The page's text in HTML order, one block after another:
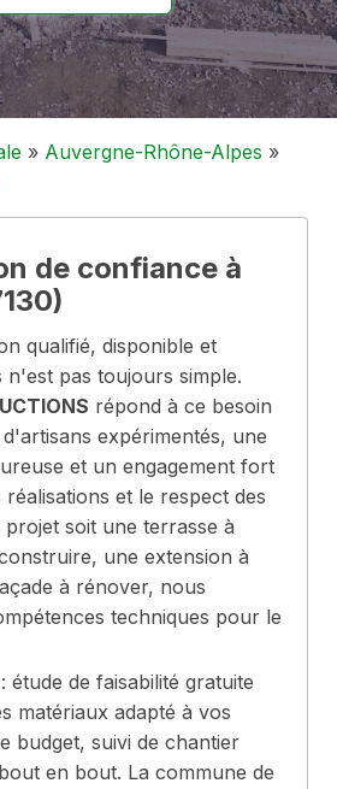
» Auvergne-Rhône-Alpes »
de confiance à
qualifié, disponible et
n'est pas toujours simple.
répond à ce besoin
expérimentés, une
et un engagement fort
et le respect des
projet soit une terrasse à
une extension à
à rénover, nous
techniques pour le
de faisabilité gratuite
matériaux adapté à vos
budget, suivi de chantier
en bout. La commune de